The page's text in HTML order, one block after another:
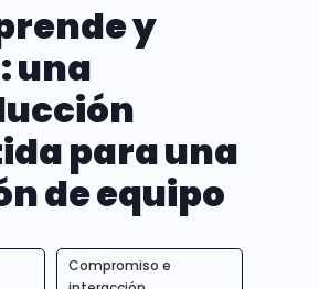
y
una
para una
de equipo
Compromiso e